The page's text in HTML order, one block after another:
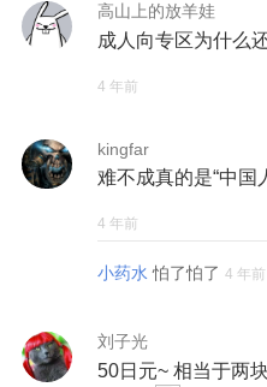
高山上的放羊娃
成人向专区为什么
4 年前
kingfar
难不成真的是“中国
4 年前
小药水 怕了怕了 4 年前
刘子光
50日元~ 相当于两